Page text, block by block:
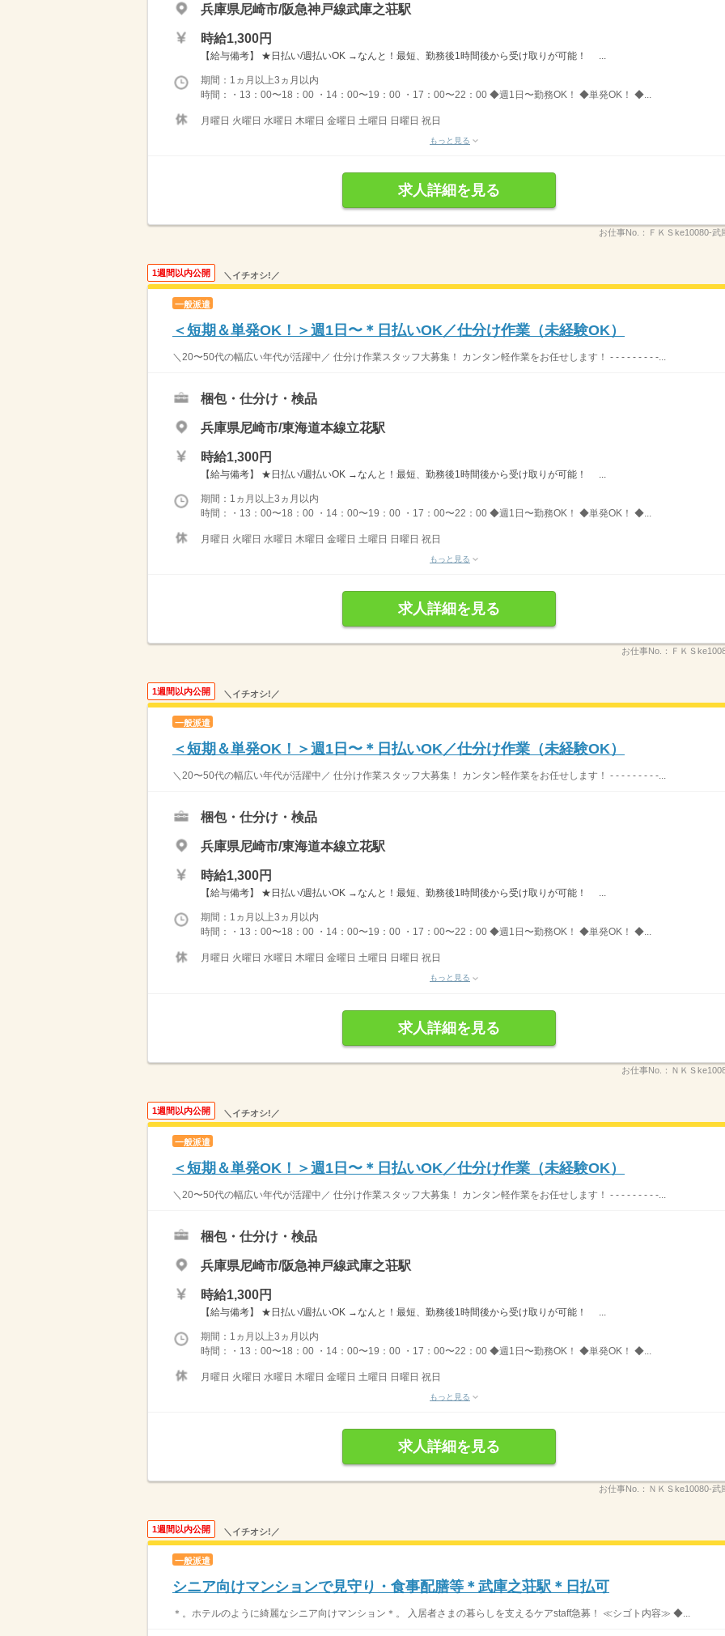
兵庫県尼崎市/阪急神戸線武庫之荘駅
時給1,300円
【給与備考】 ★日払い/週払いOK →なんと！最短、勤務後1時間後から受け取りが可能！ ...
期間：1ヵ月以上3ヵ月以内
時間：・13：00〜18：00 ・14：00〜19：00 ・17：00〜22：00 ◆週1日〜勤務OK！ ◆単発OK！ ◆...
月曜日 火曜日 水曜日 木曜日 金曜日 土曜日 日曜日 祝日
もっと見る
求人詳細を見る
お仕事No.： ＦＫＳke10080-武
1週間以内公開 ＼イチオシ!／
一般派遣
＜短期＆単発OK！＞週1日〜＊日払いOK／仕分け作業（未経験OK）
＼20〜50代の幅広い年代が活躍中／ 仕分け作業スタッフ大募集！ カンタン軽作業をお任せします！ - - - - - - - - -...
梱包・仕分け・検品
兵庫県尼崎市/東海道本線立花駅
時給1,300円
【給与備考】 ★日払い/週払いOK →なんと！最短、勤務後1時間後から受け取りが可能！ ...
期間：1ヵ月以上3ヵ月以内
時間：・13：00〜18：00 ・14：00〜19：00 ・17：00〜22：00 ◆週1日〜勤務OK！ ◆単発OK！ ◆...
月曜日 火曜日 水曜日 木曜日 金曜日 土曜日 日曜日 祝日
もっと見る
求人詳細を見る
お仕事No.： ＦＫＳ
1週間以内公開 ＼イチオシ!／
一般派遣
＜短期＆単発OK！＞週1日〜＊日払いOK／仕分け作業（未経験OK）
＼20〜50代の幅広い年代が活躍中／ 仕分け作業スタッフ大募集！ カンタン軽作業をお任せします！ - - - - - - - - -...
梱包・仕分け・検品
兵庫県尼崎市/東海道本線立花駅
時給1,300円
【給与備考】 ★日払い/週払いOK →なんと！最短、勤務後1時間後から受け取りが可能！ ...
期間：1ヵ月以上3ヵ月以内
時間：・13：00〜18：00 ・14：00〜19：00 ・17：00〜22：00 ◆週1日〜勤務OK！ ◆単発OK！ ◆...
月曜日 火曜日 水曜日 木曜日 金曜日 土曜日 日曜日 祝日
もっと見る
求人詳細を見る
お仕事No.： ＮＫＳ
1週間以内公開 ＼イチオシ!／
一般派遣
＜短期＆単発OK！＞週1日〜＊日払いOK／仕分け作業（未経験OK）
＼20〜50代の幅広い年代が活躍中／ 仕分け作業スタッフ大募集！ カンタン軽作業をお任せします！ - - - - - - - - -...
梱包・仕分け・検品
兵庫県尼崎市/阪急神戸線武庫之荘駅
時給1,300円
【給与備考】 ★日払い/週払いOK →なんと！最短、勤務後1時間後から受け取りが可能！ ...
期間：1ヵ月以上3ヵ月以内
時間：・13：00〜18：00 ・14：00〜19：00 ・17：00〜22：00 ◆週1日〜勤務OK！ ◆単発OK！ ◆...
月曜日 火曜日 水曜日 木曜日 金曜日 土曜日 日曜日 祝日
もっと見る
求人詳細を見る
お仕事No.： ＮＫＳke10080-武
1週間以内公開 ＼イチオシ!／
一般派遣
シニア向けマンションで見守り・食事配膳等＊武庫之荘駅＊日払可
＊。ホテルのように綺麗なシニア向けマンション＊。 入居者さまの暮らしを支えるケアstaff急募！ ≪シゴト内容≫ ◆...